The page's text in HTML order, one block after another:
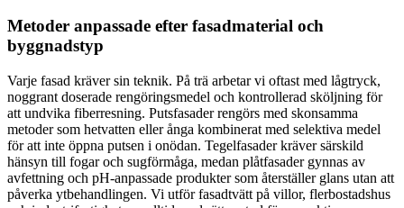
Metoder anpassade efter fasadmaterial och
byggnadstyp
Varje fasad kräver sin teknik. På trä arbetar vi oftast med lågtryck,
noggrant doserade rengöringsmedel och kontrollerad sköljning för
att undvika fiberresning. Putsfasader rengörs med skonsamma
metoder som hetvatten eller ånga kombinerat med selektiva medel
för att inte öppna putsen i onödan. Tegelfasader kräver särskild
hänsyn till fogar och sugförmåga, medan plåtfasader gynnas av
avfettning och pH-anpassade produkter som återställer glans utan att
påverka ytbehandlingen. Vi utför fasadtvätt på villor, flerbostadshus